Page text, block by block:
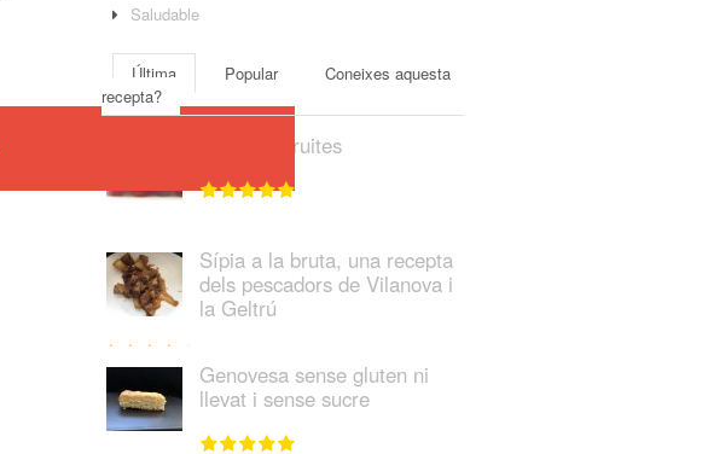
Saludable
Última Popular
Coneixes aquesta
recepta?
Gelea de fruites
Sípia a la bruta, una recepta
dels pescadors de Vilanova i
la Geltrú
Genovesa sense gluten ni
llevat i sense sucre